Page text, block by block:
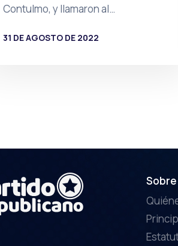
Contulmo, y llamaron al…
31 DE AGOSTO DE 2022